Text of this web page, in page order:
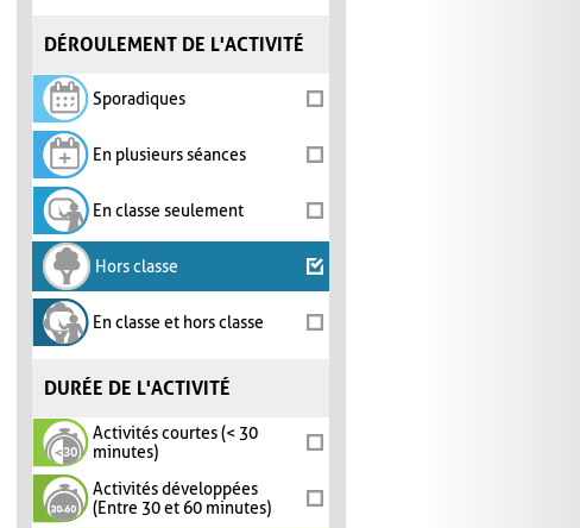
DÉROULEMENT DE L'ACTIVITÉ
Sporadiques
En plusieurs séances
En classe seulement
Hors classe
En classe et hors classe
DURÉE DE L'ACTIVITÉ
Activités courtes (< 30
minutes)
Activités développées
(Entre 30 et 60 minutes)